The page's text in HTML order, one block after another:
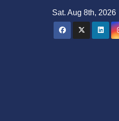
Sat. Aug 8th, 2026